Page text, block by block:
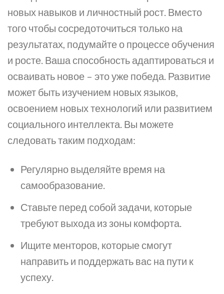
новых навыков и личностный рост. Вместо
того чтобы сосредоточиться только на
результатах, подумайте о процессе обучения
и росте. Ваша способность адаптироваться и
осваивать новое – это уже победа. Развитие
может быть изучением новых языков,
освоением новых технологий или развитием
социального интеллекта. Вы можете
следовать таким подходам:
Регулярно выделяйте время на
самообразование.
Ставьте перед собой задачи, которые
требуют выхода из зоны комфорта.
Ищите менторов, которые смогут
направить и поддержать вас на пути к
успеху.